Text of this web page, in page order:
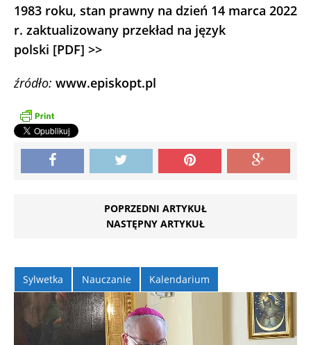
1983 roku, stan prawny na dzień 14 marca 2022
r. zaktualizowany przekład na język
polski [PDF] >>
źródło: www.episkopt.pl
POPRZEDNI ARTYKUŁ
NASTĘPNY ARTYKUŁ
Sylwetka Nauczanie Kalendarium